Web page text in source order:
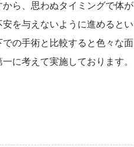
ら、思わぬタイミングで体が
を与えないように進めるとい
の手術と比較すると色々な面
に考えて実施しております。